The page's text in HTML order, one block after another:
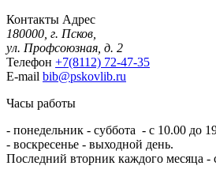
Контакты Адрес
180000, г. Псков,
ул. Профсоюзная, д. 2
Телефон +7(8112) 72-47-35
E-mail bib@pskovlib.ru
Часы работы
- понедельник - суббота - с 10.00 до
- воскресенье - выходной день.
Последний вторник каждого месяца -